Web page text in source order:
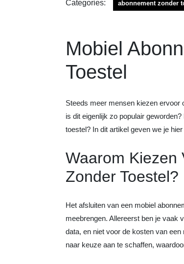
Categories: abonnement zonder
Mobiel
Toestel
Steeds meer mensen kiezen ervoor
is dit eigenlijk zo populair
toestel? In dit artikel geven we je
Waarom Kiezen
Zonder Toestel?
Het afsluiten van een mobiel
meebrengen. Allereerst ben je vaak
data, en niet voor de kosten van
naar keuze aan te schaffen,